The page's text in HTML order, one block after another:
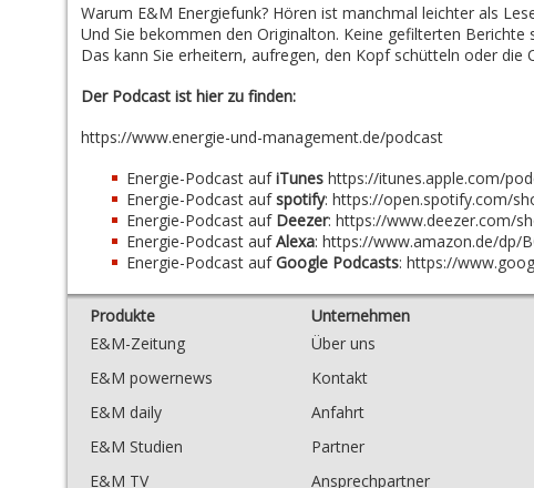
Warum E&M Energiefunk? Hören ist manchmal leichter als
Und Sie bekommen den Originalton. Keine gefilterten
Das kann Sie erheitern, aufregen, den Kopf schütteln oder die
Der Podcast ist hier zu finden:
https://www.energie-und-management.de/podcast
Energie-Podcast aufiTunes https://itunes.apple.com/
Energie-Podcast aufspotify: https://open.spotify.com/
Energie-Podcast auf Deezer: https://www.deezer.com/
Energie-Podcast aufAlexa: https://www.amazon.de/dp/
Energie-Podcast aufGoogle Podcasts: https://
Produkte
E&M-Zeitung
E&M powernews
E&M daily
E&M Studien
E&M TV
Unternehmen
Über uns
Kontakt
Anfahrt
Partner
Ansprechpartner